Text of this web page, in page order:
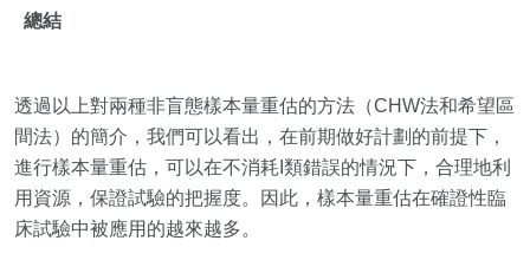
總結
透過以上對兩種非盲態樣本量重估的方法（CHW法和希望區
間法）的簡介，我們可以看出，在前期做好計劃的前提下，
進行樣本量重估，可以在不消耗I類錯誤的情況下，合理地利
用資源，保證試驗的把握度。因此，樣本量重估在確證性臨
床試驗中被應用的越來越多。